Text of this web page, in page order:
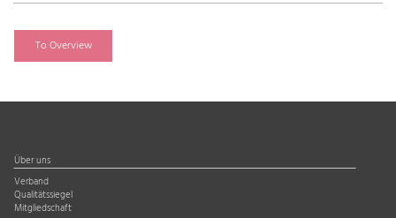
To Overview
Über uns
Verband
Qualitätssiegel
Mitgliedschaft